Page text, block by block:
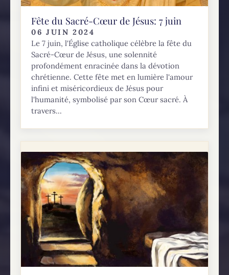
Fête du Sacré-Cœur de Jésus: 7 juin
06 JUIN 2024
Le 7 juin, l'Église catholique célèbre la fête du
Sacré-Cœur de Jésus, une solennité
profondément enracinée dans la dévotion
chrétienne. Cette fête met en lumière l'amour
infini et miséricordieux de Jésus pour
l'humanité, symbolisé par son Cœur sacré. À
travers...